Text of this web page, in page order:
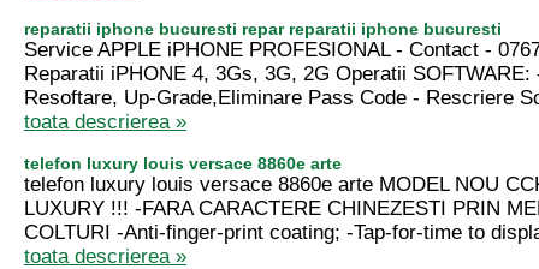
reparatii iphone bucuresti repar reparatii iphone bucuresti
Service APPLE iPHONE PROFESIONAL - Contact -
Reparatii iPHONE 4, 3Gs, 3G, 2G Operatii SOFTWARE:
Resoftare, Up-Grade,Eliminare Pass Code - Rescriere
toata descrierea »
telefon luxury louis versace 8860e arte
telefon luxury louis versace 8860e arte MODEL NOU
LUXURY !!! -FARA CARACTERE CHINEZESTI PRIN
COLTURI -Anti-finger-print coating; -Tap-for-time to
toata descrierea »